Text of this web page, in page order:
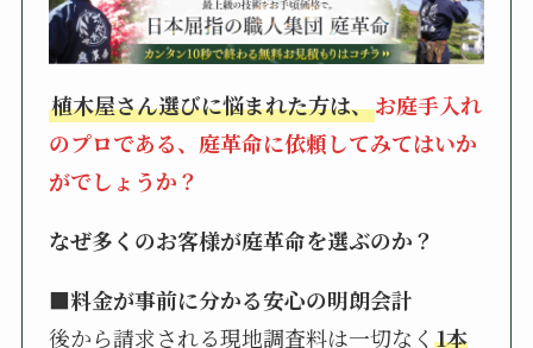
植木屋さん選びに悩まれた方は、お庭手入れ
のプロである、庭革命に依頼してみてはいか
がでしょうか？
なぜ多くのお客様が庭革命を選ぶのか？
■料金が事前に分かる安心の明朗会計
後から請求される現地調査料は一切なく1本